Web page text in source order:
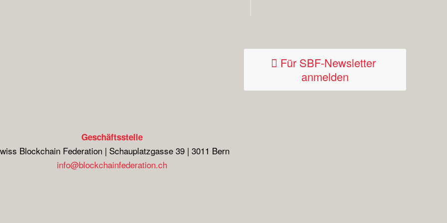
Für SBF-Newsletter
anmelden
Geschäftsstelle
Blockchain Federation | Schauplatzgasse 39 | 3011 Bern
info@blockchainfederation.ch